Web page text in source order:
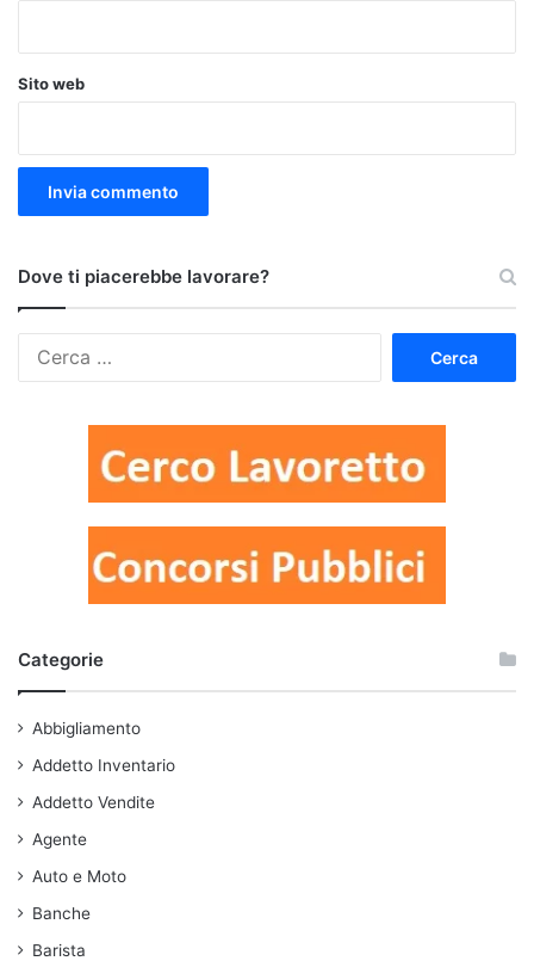
Sito web
Dove ti piacerebbe lavorare?
Categorie
Abbigliamento
Addetto Inventario
Addetto Vendite
Agente
Auto e Moto
Banche
Barista